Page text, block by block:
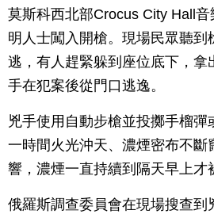
莫斯科西北部Crocus City Hall
明人士闖入開槍。現場民眾聽到
逃，有人趕緊躲到座位底下，拿
手在犯案後從門口逃逸。
兇手使用自動步槍並投擲手榴彈
一時間火光沖天、濃煙密布不斷
響，濃煙一直持續到隔天早上才
俄羅斯調查委員會在現場搜查到